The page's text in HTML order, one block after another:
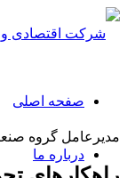
صفحه اصلی
درباره ما
مدیرعامل گروه